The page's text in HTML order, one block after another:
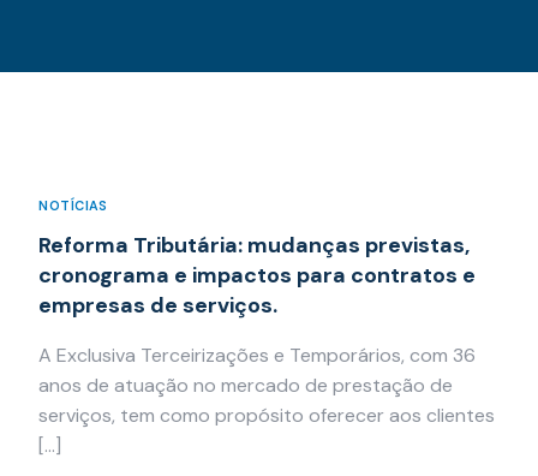
NOTÍCIAS
Reforma Tributária: mudanças previstas,
cronograma e impactos para contratos e
empresas de serviços.
A Exclusiva Terceirizações e Temporários, com 36
anos de atuação no mercado de prestação de
serviços, tem como propósito oferecer aos clientes
[…]